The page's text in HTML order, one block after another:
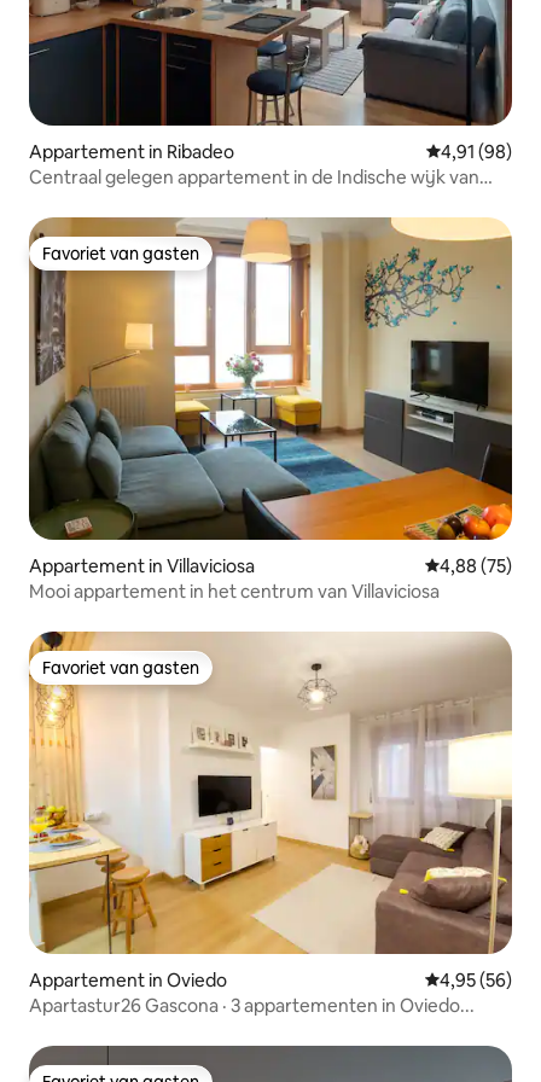
Appartement in Ribadeo Gemiddelde
4,91 (98)
Centraal gelegen appartement in de Indische wijk van
Favoriet van gasten
Favoriet van gasten
Appartement in Villaviciosa Gemiddelde
4,88 (75)
Mooi appartement in het centrum van Villaviciosa
Favoriet van gasten
Favoriet van gasten
Appartement in Oviedo Gemiddelde
4,95 (56)
Apartastur26 Gascona · 3 appartementen in Oviedo...